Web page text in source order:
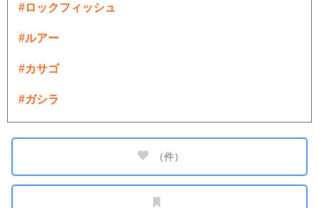
#ロックフィッシュ
#ルアー
#カサゴ
#ガシラ
（件）